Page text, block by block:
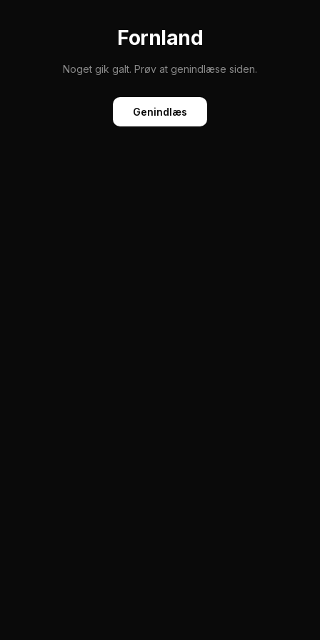
Fornland
Noget gik galt. Prøv at genindlæse siden.
Genindlæs